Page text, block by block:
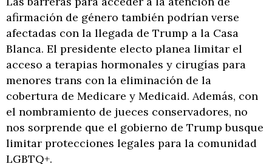
afirmación de género también podrían verse
afectadas con la llegada de Trump a la Casa
Blanca. El presidente electo planea limitar el
acceso a terapias hormonales y cirugías para
menores trans con la eliminación de la
cobertura de Medicare y Medicaid. Además, con
el nombramiento de jueces conservadores, no
nos sorprende que el gobierno de Trump busque
limitar protecciones legales para la comunidad
LGBTQ+.